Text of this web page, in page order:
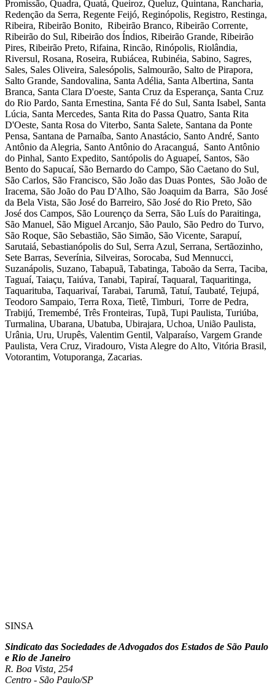
Promissão, Quadra, Quatá, Queiroz, Queluz, Quintana, Rancharia,
Redenção da Serra, Regente Feijó, Reginópolis, Registro, Restinga,
Ribeira, Ribeirão Bonito, Ribeirão Branco, Ribeirão Corrente,
Ribeirão do Sul, Ribeirão dos Índios, Ribeirão Grande, Ribeirão
Pires, Ribeirão Preto, Rifaina, Rincão, Rinópolis, Riolândia,
Riversul, Rosana, Roseira, Rubiácea, Rubinéia, Sabino, Sagres,
Sales, Sales Oliveira, Salesópolis, Salmourão, Salto de Pirapora,
Salto Grande, Sandovalina, Santa Adélia, Santa Albertina, Santa
Branca, Santa Clara D'oeste, Santa Cruz da Esperança, Santa Cruz
do Rio Pardo, Santa Ernestina, Santa Fé do Sul, Santa Isabel, Santa
Lúcia, Santa Mercedes, Santa Rita do Passa Quatro, Santa Rita
D'Oeste, Santa Rosa do Viterbo, Santa Salete, Santana da Ponte
Pensa, Santana de Parnaíba, Santo Anastácio, Santo André, Santo
Antônio da Alegria, Santo Antônio do Aracanguá, Santo Antônio
do Pinhal, Santo Expedito, Santópolis do Aguapeí, Santos, São
Bento do Sapucaí, São Bernardo do Campo, São Caetano do Sul,
São Carlos, São Francisco, São João das Duas Pontes, São João de
Iracema, São João do Pau D'Alho, São Joaquim da Barra, São José
da Bela Vista, São José do Barreiro, São José do Rio Preto, São
José dos Campos, São Lourenço da Serra, São Luís do Paraitinga,
São Manuel, São Miguel Arcanjo, São Paulo, São Pedro do Turvo,
São Roque, São Sebastião, São Simão, São Vicente, Sarapuí,
Sarutaiá, Sebastianópolis do Sul, Serra Azul, Serrana, Sertãozinho,
Sete Barras, Severínia, Silveiras, Sorocaba, Sud Mennucci,
Suzanápolis, Suzano, Tabapuã, Tabatinga, Taboão da Serra, Taciba,
Taguaí, Taiaçu, Taiúva, Tanabi, Tapiraí, Taquaral, Taquaritinga,
Taquarituba, Taquarivaí, Tarabai, Tarumã, Tatuí, Taubaté, Tejupá,
Teodoro Sampaio, Terra Roxa, Tietê, Timburi, Torre de Pedra,
Trabijú, Tremembé, Três Fronteiras, Tupã, Tupi Paulista, Turiúba,
Turmalina, Ubarana, Ubatuba, Ubirajara, Uchoa, União Paulista,
Urânia, Uru, Urupês, Valentim Gentil, Valparaíso, Vargem Grande
Paulista, Vera Cruz, Viradouro, Vista Alegre do Alto, Vitória Brasil,
Votorantim, Votuporanga, Zacarias.
SINSA
Sindicato das Sociedades de Advogados dos Estados de São Paulo
e Rio de Janeiro
R. Boa Vista, 254
Centro - São Paulo/SP